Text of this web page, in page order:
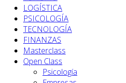
LOGÍSTICA
PSICOLOGÍA
TECNOLOGÍA
FINANZAS
Masterclass
Open Class
Psicología